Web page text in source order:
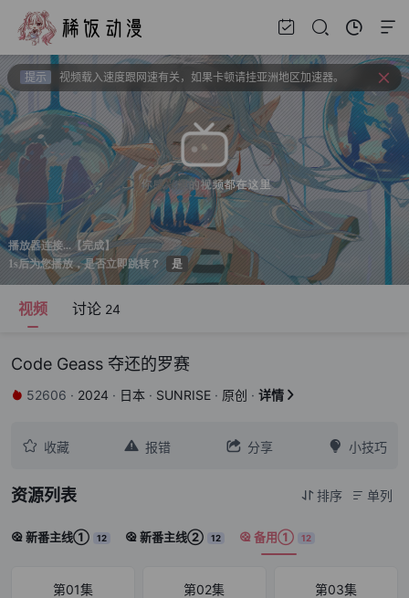
提示
上新建议、问题反馈请去bbs.xfchat.com
提示
提示
视频载入速度跟网速有关，如果卡顿请挂亚洲地区加速器。
提示
新番如果频繁出现花屏请切换线路！！！
视频 讨论 24
Code Geass 夺还的罗赛
 52606 · 2024 · 日本 · SUNRISE · 原创 · 详情 
 收藏  报错  分享  小技巧
资源列表  排序  单列
 新番主线① 12  新番主线② 12  备用① 12
第01集 第02集 第03集